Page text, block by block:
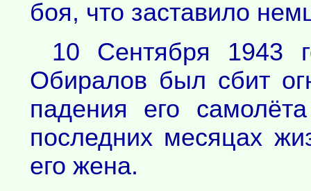
боя, что заставило
10 Сентября 1943
Обиралов был сбит
падения его
последних месяцах
его жена.